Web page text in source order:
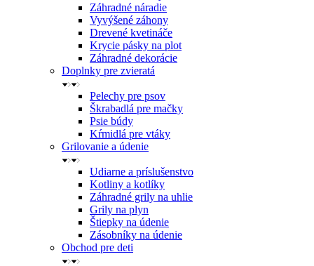
Záhradné náradie
Vyvýšené záhony
Drevené kvetináče
Krycie pásky na plot
Záhradné dekorácie
Doplnky pre zvieratá
Pelechy pre psov
Škrabadlá pre mačky
Psie búdy
Kŕmidlá pre vtáky
Grilovanie a údenie
Udiarne a príslušenstvo
Kotliny a kotlíky
Záhradné grily na uhlie
Grily na plyn
Štiepky na údenie
Zásobníky na údenie
Obchod pre deti